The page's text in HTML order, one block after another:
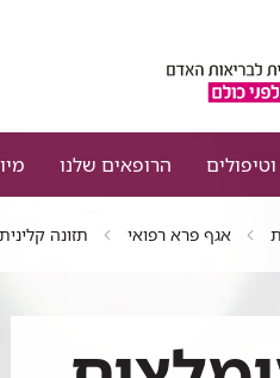
הרופאים שלנו
אגף פרא רפואי תזונה קלינית